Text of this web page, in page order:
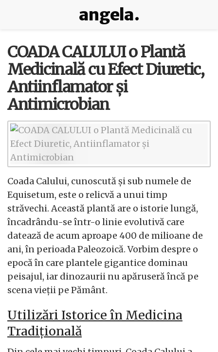
angela.
COADA CALULUI o Plantă
Medicinală cu Efect Diuretic,
Antiinflamator și
Antimicrobian
Coada Calului, cunoscută și sub numele de
Equisetum, este o relicvă a unui timp
străvechi. Această plantă are o istorie lungă,
încadrându-se într-o linie evolutivă care
datează de acum aproape 400 de milioane de
ani, în perioada Paleozoică. Vorbim despre o
epocă în care plantele gigantice dominau
peisajul, iar dinozaurii nu apăruseră încă pe
scena vieții pe Pământ.
Utilizări Istorice în Medicina
Tradițională